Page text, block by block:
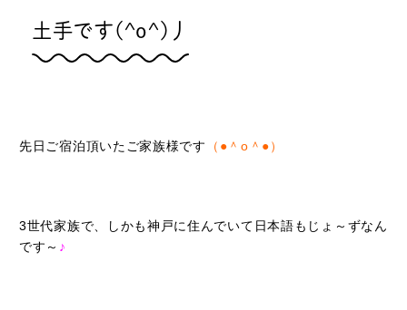
土手です(^o^)丿
先日ご宿泊頂いたご家族様です （●＾o＾●）
3世代家族で、しかも神戸に住んでいて日本語もじょ～ずなん
です～ ♪